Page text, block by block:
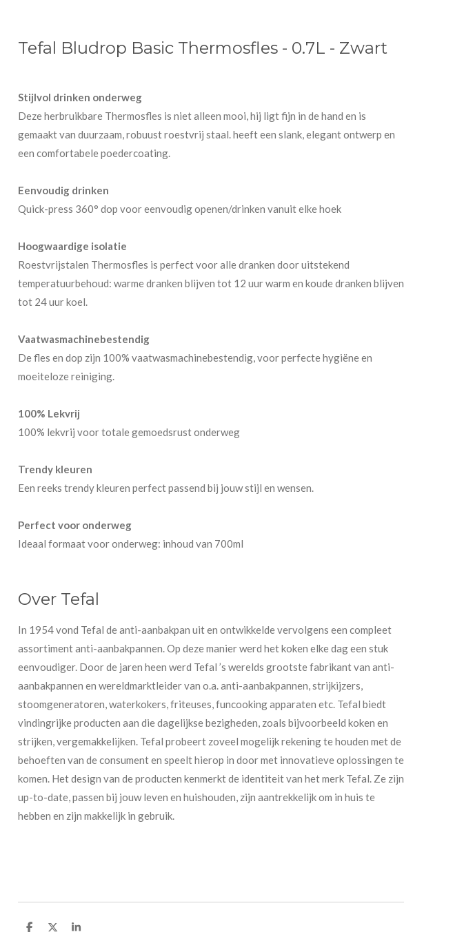
Tefal Bludrop Basic Thermosfles - 0.7L - Zwart
Stijlvol drinken onderweg
Deze herbruikbare Thermosfles is niet alleen mooi, hij ligt fijn in de hand en is
gemaakt van duurzaam, robuust roestvrij staal. heeft een slank, elegant ontwerp en
een comfortabele poedercoating.
Eenvoudig drinken
Quick-press 360° dop voor eenvoudig openen/drinken vanuit elke hoek
Hoogwaardige isolatie
Roestvrijstalen Thermosfles is perfect voor alle dranken door uitstekend
temperatuurbehoud: warme dranken blijven tot 12 uur warm en koude dranken blijven
tot 24 uur koel.
Vaatwasmachinebestendig
De fles en dop zijn 100% vaatwasmachinebestendig, voor perfecte hygiëne en
moeiteloze reiniging.
100% Lekvrij
100% lekvrij voor totale gemoedsrust onderweg
Trendy kleuren
Een reeks trendy kleuren perfect passend bij jouw stijl en wensen.
Perfect voor onderweg
Ideaal formaat voor onderweg: inhoud van 700ml
Over Tefal
In 1954 vond Tefal de anti-aanbakpan uit en ontwikkelde vervolgens een compleet
assortiment anti-aanbakpannen. Op deze manier werd het koken elke dag een stuk
eenvoudiger. Door de jaren heen werd Tefal ’s werelds grootste fabrikant van anti-
aanbakpannen en wereldmarktleider van o.a. anti-aanbakpannen, strijkijzers,
stoomgeneratoren, waterkokers, friteuses, funcooking apparaten etc. Tefal biedt
vindingrijke producten aan die dagelijkse bezigheden, zoals bijvoorbeeld koken en
strijken, vergemakkelijken. Tefal probeert zoveel mogelijk rekening te houden met de
behoeften van de consument en speelt hierop in door met innovatieve oplossingen te
komen. Het design van de producten kenmerkt de identiteit van het merk Tefal. Ze zijn
up-to-date, passen bij jouw leven en huishouden, zijn aantrekkelijk om in huis te
hebben en zijn makkelijk in gebruik.
D
D
S